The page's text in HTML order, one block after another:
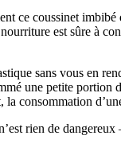
ce coussinet
est sûre à
sans vous en
une petite
consommation
rien de